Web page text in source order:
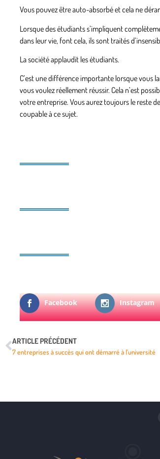
Vous pouvez être auto-absorbé et cela ne
Lorsque des étudiants s’impliquent
dans leur vie, font cela, ils sont traités
La société applaudit les étudiants.
C’est une différence importante lorsque vous
vous voulez réellement réussir. Cela n’est
votre entreprise. Vous aurez toujours le reste
coupable à ce sujet.
Facebook Instagram
ARTICLE PRÉCÉDENT
7 entreprises à succès qui ont démarré à l’université